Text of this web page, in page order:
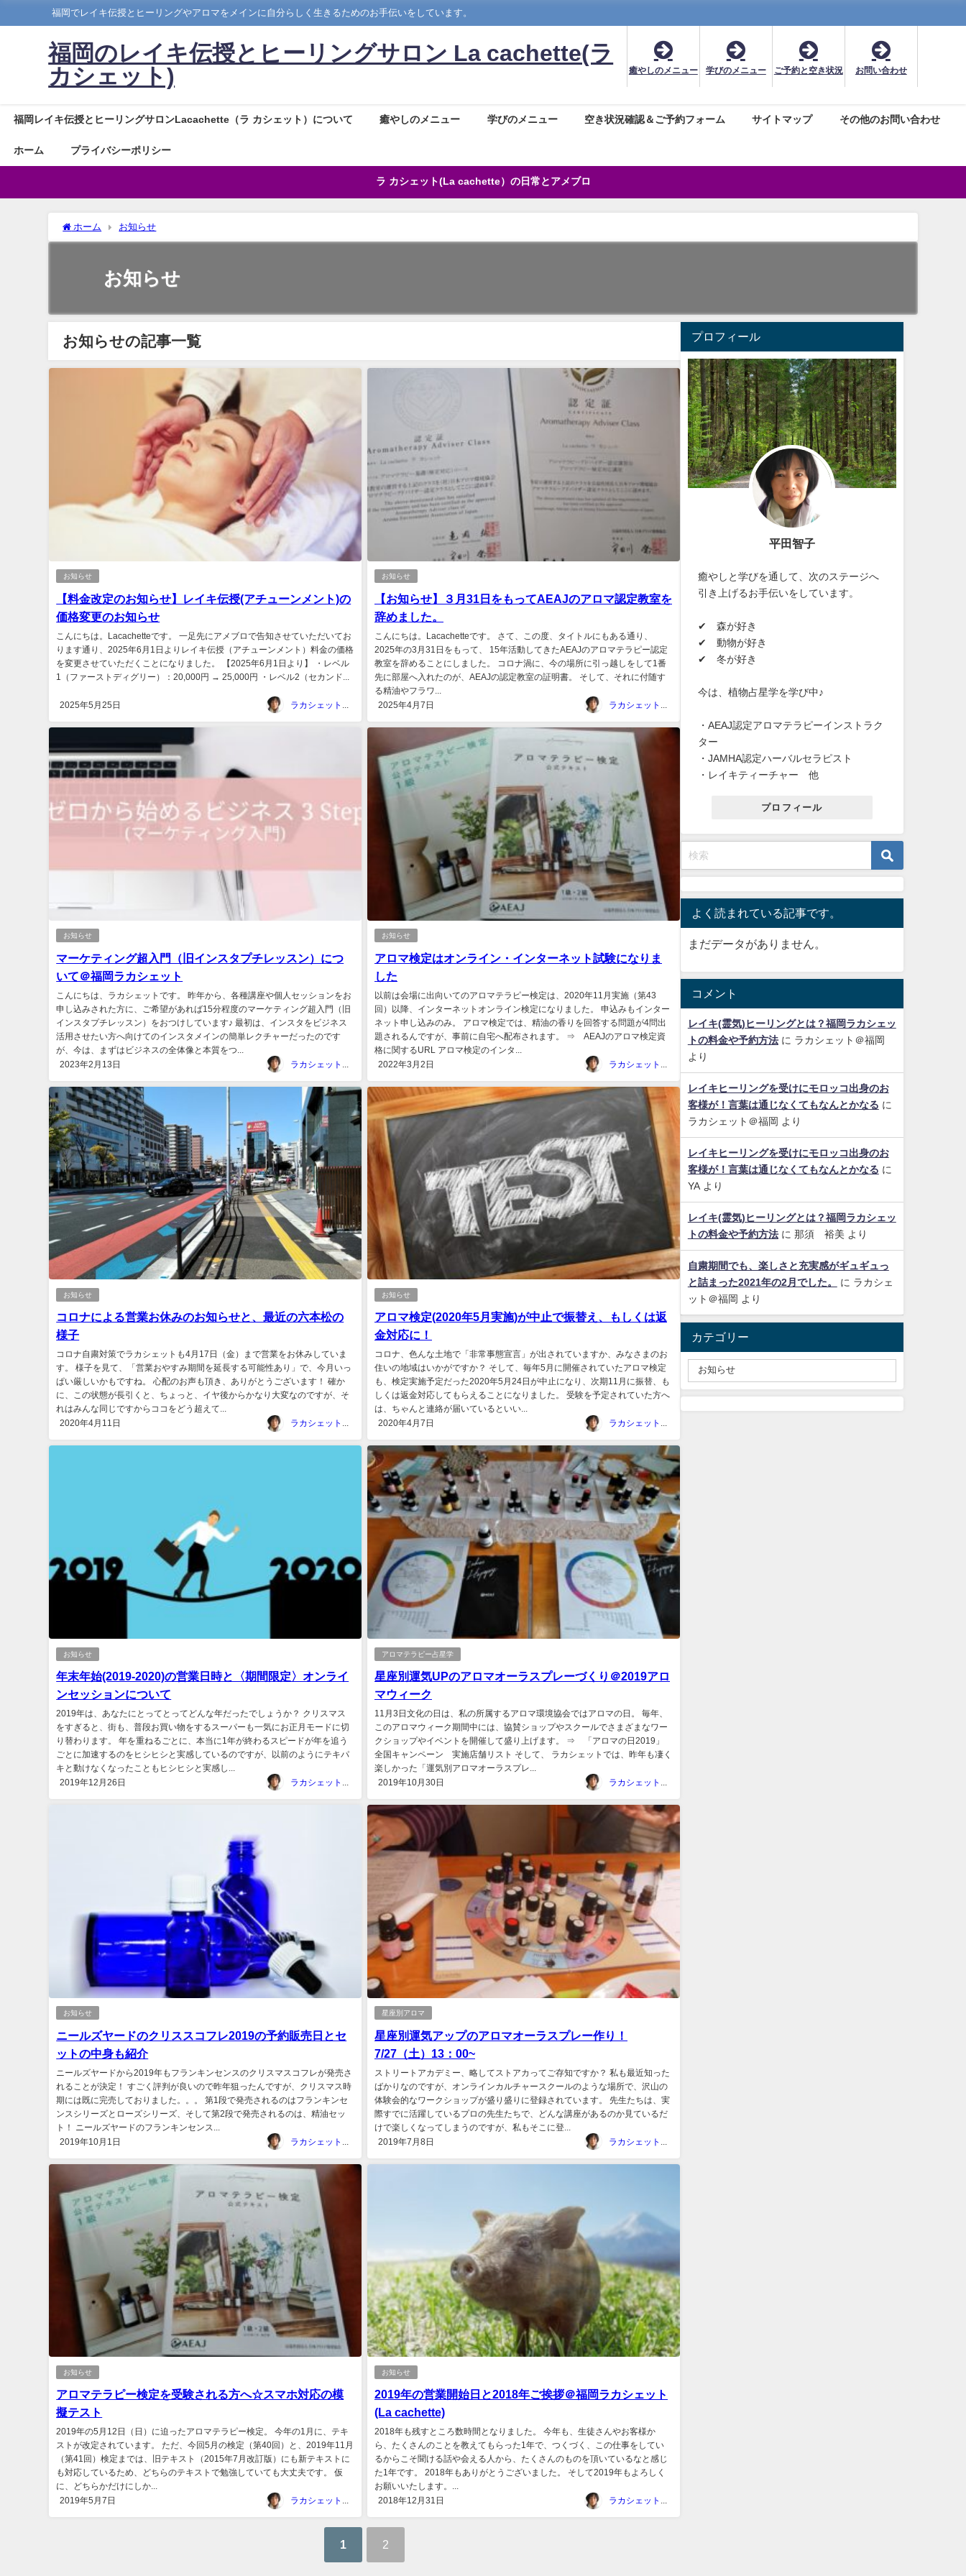
福岡でレイキ伝授とヒーリングやアロマをメインに自分らしく生きるためのお手伝いをしています。
福岡のレイキ伝授とヒーリングサロン La cachette(ラ
カシェット)
癒やしのメニュー 学びのメニュー ご予約と空き状況 お問い合わせ
福岡レイキ伝授とヒーリングサロンLacachette（ラ カシェット）について 癒やしのメニュー 学びのメニュー 空き状況確認＆ご予約フォーム サイトマップ その他のお問い合わせ
ホーム プライバシーポリシー
ラ カシェット(La cachette）の日常とアメブロ
ホーム お知らせ
お知らせ
お知らせの記事一覧
お知らせ
【料金改定のお知らせ】レイキ伝授(アチューンメント)の
価格変更のお知らせ
こんにちは。Lacachetteです。 一足先にアメブロで告知させていただいてお
ります通り、2025年6月1日よりレイキ伝授（アチューンメント）料金の価格
を変更させていただくことになりました。 【2025年6月1日より】 ・レベル
1（ファーストディグリー）：20,000円 → 25,000円 ・レベル2（セカンド...
2025年5月25日
お知らせ
【お知らせ】３月31日をもってAEAJのアロマ認定教室を
辞めました。
こんにちは。Lacachetteです。 さて、この度、タイトルにもある通り、
2025年の3月31日をもって、 15年活動してきたAEAJのアロマテラピー認定
教室を辞めることにしました。 コロナ渦に、今の場所に引っ越しをして1番
先に部屋へ入れたのが、AEAJの認定教室の証明書。 そして、それに付随す
る精油やフラワ...
2025年4月7日
お知らせ
マーケティング超入門（旧インスタプチレッスン）につ
いて＠福岡ラカシェット
こんにちは、ラカシェットです。 昨年から、各種講座や個人セッションをお
申し込みされた方に、ご希望があれば15分程度のマーケティング超入門（旧
インスタプチレッスン）をおつけしています♪ 最初は、インスタをビジネス
活用させたい方へ向けてのインスタメインの簡単レクチャーだったのです
が、今は、まずはビジネスの全体像と本質をつ...
2023年2月13日
お知らせ
アロマ検定はオンライン・インターネット試験になりま
した
以前は会場に出向いてのアロマテラピー検定は、2020年11月実施（第43
回）以降、インターネットオンライン検定になりました。 申込みもインター
ネット申し込みのみ。 アロマ検定では、精油の香りを回答する問題が4問出
題されるんですが、事前に自宅へ配布されます。 ⇒ AEAJのアロマ検定資
格に関するURL アロマ検定のインタ...
2022年3月2日
お知らせ
コロナによる営業お休みのお知らせと、最近の六本松の
様子
コロナ自粛対策でラカシェットも4月17日（金）まで営業をお休みしていま
す。 様子を見て、「営業おやすみ期間を延長する可能性あり」で、今月いっ
ぱい厳しいかもですね。 心配のお声も頂き、ありがとうございます！ 確か
に、この状態が長引くと、ちょっと、イヤ後からかなり大変なのですが、そ
れはみんな同じですからココをどう超えて...
2020年4月11日
お知らせ
アロマ検定(2020年5月実施)が中止で振替え、もしくは返
金対応に！
コロナ、色んな土地で「非常事態宣言」が出されていますか、みなさまのお
住いの地域はいかがですか？ そして、毎年5月に開催されていたアロマ検定
も、検定実施予定だった2020年5月24日が中止になり、次期11月に振替、も
しくは返金対応してもらえることになりました。 受験を予定されていた方へ
は、ちゃんと連絡が届いているといい...
2020年4月7日
お知らせ
年末年始(2019-2020)の営業日時と〈期間限定〉オンライ
ンセッションについて
2019年は、あなたにとってとってどんな年だったでしょうか？ クリスマス
をすぎると、街も、普段お買い物をするスーパーも一気にお正月モードに切
り替わります。 年を重ねるごとに、本当に1年が終わるスピードが年を追う
ごとに加速するのをヒシヒシと実感しているのですが、以前のようにテキパ
キと動けなくなったこともヒシヒシと実感し...
2019年12月26日
アロマテラピー占星学
星座別運気UPのアロマオーラスプレーづくり＠2019アロ
マウィーク
11月3日文化の日は、私の所属するアロマ環境協会ではアロマの日。 毎年、
このアロマウィーク期間中には、協賛ショップやスクールでさまざまなワー
クショップやイベントを開催して盛り上げます。 ⇒ 「アロマの日2019」
全国キャンペーン 実施店舗リスト そして、 ラカシェットでは、昨年も凄く
楽しかった「運気別アロマオーラスプレ...
2019年10月30日
お知らせ
ニールズヤードのクリススコフレ2019の予約販売日とセ
ットの中身も紹介
ニールズヤードから2019年もフランキンセンスのクリスマスコフレが発売さ
れることが決定！ すごく評判が良いので昨年狙ったんですが、クリスマス時
期には既に完売しておりました。。。 第1段で発売されるのはフランキンセ
ンスシリーズとローズシリーズ、そして第2段で発売されるのは、精油セッ
ト！ ニールズヤードのフランキンセンス...
2019年10月1日
星座別アロマ
星座別運気アップのアロマオーラスプレー作り！
7/27（土）13：00~
ストリートアカデミー、略してストアカってご存知ですか？ 私も最近知った
ばかりなのですが、オンラインカルチャースクールのような場所で、沢山の
体験会的なワークショップが盛り盛りに登録されています。 先生たちは、実
際すでに活躍しているプロの先生たちで、どんな講座があるのか見ているだ
けで楽しくなってしまうのですが、私もそこに登...
2019年7月8日
お知らせ
アロマテラピー検定を受験される方へ☆スマホ対応の模
擬テスト
2019年の5月12日（日）に迫ったアロマテラピー検定。 今年の1月に、テキ
ストが改定されています。 ただ、今回5月の検定（第40回）と、2019年11月
（第41回）検定までは、旧テキスト（2015年7月改訂版）にも新テキストに
も対応しているため、どちらのテキストで勉強していても大丈夫です。 仮
に、どちらかだけにしか...
2019年5月7日
お知らせ
2019年の営業開始日と2018年ご挨拶＠福岡ラカシェット
(La cachette)
2018年も残すところ数時間となりました。 今年も、生徒さんやお客様か
ら、たくさんのことを教えてもらった1年で、つくづく、この仕事をしてい
るからこそ聞ける話や会える人から、たくさんのものを頂いているなと感じ
た1年です。 2018年もありがとうございました。 そして2019年もよろしく
お願いいたします。...
2018年12月31日
1 2
プロフィール
平田智子
癒やしと学びを通して、次のステージへ
引き上げるお手伝いをしています。
✔ 森が好き
✔ 動物が好き
✔ 冬が好き
今は、植物占星学を学び中♪
・AEAJ認定アロマテラピーインストラク
ター
・JAMHA認定ハーバルセラピスト
・レイキティーチャー 他
プロフィール
よく読まれている記事です。
まだデータがありません。
コメント
レイキ(霊気)ヒーリングとは？福岡ラカシェッ
トの料金や予約方法に ラカシェット＠福岡
より
レイキヒーリングを受けにモロッコ出身のお
客様が！言葉は通じなくてもなんとかなる に
ラカシェット＠福岡 より
レイキヒーリングを受けにモロッコ出身のお
客様が！言葉は通じなくてもなんとかなる に
YAより
レイキ(霊気)ヒーリングとは？福岡ラカシェッ
トの料金や予約方法に 那須 裕美 より
自粛期間でも、楽しさと充実感がギュギュっ
と詰まった2021年の2月でした。
に ラカシェ
ット＠福岡 より
カテゴリー